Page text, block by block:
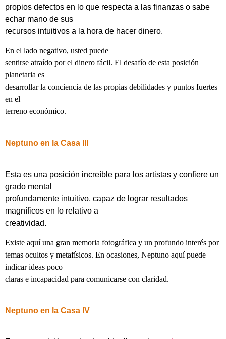
propios defectos en lo que respecta a las finanzas o sabe
echar mano de sus
recursos intuitivos a la hora de hacer dinero.
En el lado negativo, usted puede
sentirse atraído por el dinero fácil. El desafío de esta posición
planetaria es
desarrollar la conciencia de las propias debilidades y puntos fuertes
en el
terreno económico.
Neptuno en la Casa III
Esta es una posición increíble para los artistas y confiere un
grado mental
profundamente intuitivo, capaz de lograr resultados
magníficos en lo relativo a
creatividad.
Existe aquí una gran memoria fotográfica y un profundo interés por
temas ocultos y metafísicos. En ocasiones, Neptuno aquí puede
indicar ideas poco
claras e incapacidad para comunicarse con claridad.
Neptuno en la Casa IV